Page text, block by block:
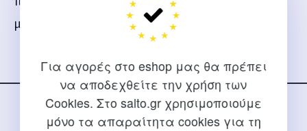
Για αγορές στο eshop μας θα πρέπει
να αποδεχθείτε την χρήση των
Cookies. Στο salto.gr χρησιμοποιούμε
μόνο τα απαραίτητα cookies για τη
μόνο.
Ακολουθήστε μας
στα social media